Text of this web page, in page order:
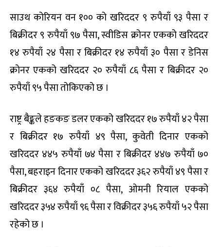
साउथ कोरियन वन १०० को खरिददर ९ रुपैयाँ ९३ पैसा र
बिक्रीदर ९ रुपैयाँ ९७ पैसा, स्वीडिस क्रोनर एकको खरिददर
१४ रुपैयाँ २४ पैसा र बिक्रीदर १४ रुपैयाँ ३० पैसा र डेनिस
क्रोनर एकको खरिददर २० रुपैयाँ ८६ पैसा र बिक्रीदर २०
रुपैयाँ ९५ पैसा तोकिएको छ ।
राष्ट्र बैङ्कले हङकङ डलर एकको खरिददर १७ रुपैयाँ ४२ पैसा
र बिक्रीदर १७ रुपैयाँ ४९ पैसा, कुवेती दिनार एकको
खरिददर ४४५ रुपैयाँ ७४ पैसा र बिक्रीदर ४४७ रुपैयाँ ७०
पैसा, बहराइन दिनार एकको खरिददर ३६२ रुपैयाँ ४९ पैसा र
बिक्रीदर ३६४ रुपैयाँ ०८ पैसा, ओमनी रियाल एकको
खरिददर ३५४ रुपैयाँ ९६ पैसा र विक्रीदर ३५६ रुपैयाँ ५२ पैसा
रहेको छ ।